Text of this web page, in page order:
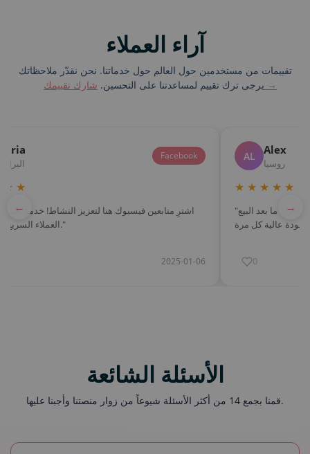
آراء العملاء
تقييمات من مستخدمين حول العالم حول خدماتنا. نحن نقدّر ملاحظاتك
يرجى ترك تقييم لمساعدتنا على التحسين. شارك تقييمك →
←
Facebook
★ ★
العملاء السريع ميزة كبيرة."
2025-01-06
AL Alex
روسيا
★ ★ ★ ★ ★
"تنمية قناتي على تيليجرام كانت سهلة جداً. تجربة ما بعد البيع
0
→
الأسئلة الشائعة
قمنا بجمع 14 من أكثر الأسئلة شيوعاً من زوار منصتنا وأجبنا عليها.